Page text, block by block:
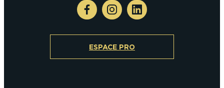
ESPACE PRO